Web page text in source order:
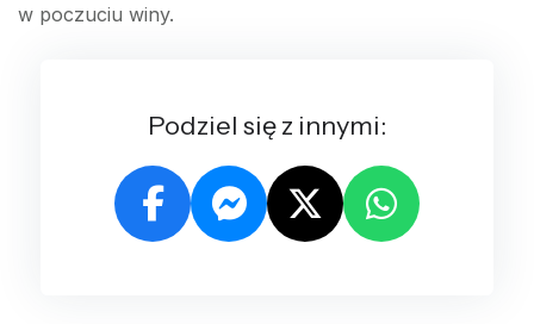
w poczuciu winy.
Podziel się z innymi: